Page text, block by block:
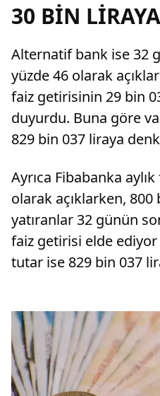
30 BİN
Alternatif bank ise 32
yüzde 46 olarak
faiz getirisinin 29 bin
duyurdu. Buna göre
829 bin 037 liraya
Ayrıca Fibabanka
olarak açıklarken, 800
yatıranlar 32 günün
faiz getirisi elde
tutar ise 829 bin 037